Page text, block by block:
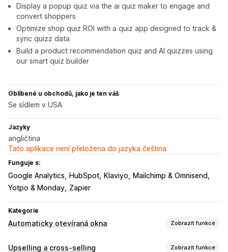
Display a popup quiz via the ai quiz maker to engage and
convert shoppers
Optimize shop quiz ROI with a quiz app designed to track &
sync quizz data
Build a product recommendation quiz and AI quizzes using
our smart quiz builder
Oblíbené u obchodů, jako je ten váš
Se sídlem v USA
Jazyky
angličtina
Tato aplikace není přeložena do jazyka čeština
Funguje s:
Google Analytics HubSpot Klaviyo
Mailchimp & Omnisend
Yotpo & Monday Zapier
Kategorie
Automaticky otevíraná okna Zobrazit funkce
Typy automaticky otevíraných oken
Upselling a cross-selling Zobrazit funkce